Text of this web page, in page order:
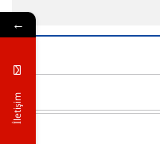
←
İletişim